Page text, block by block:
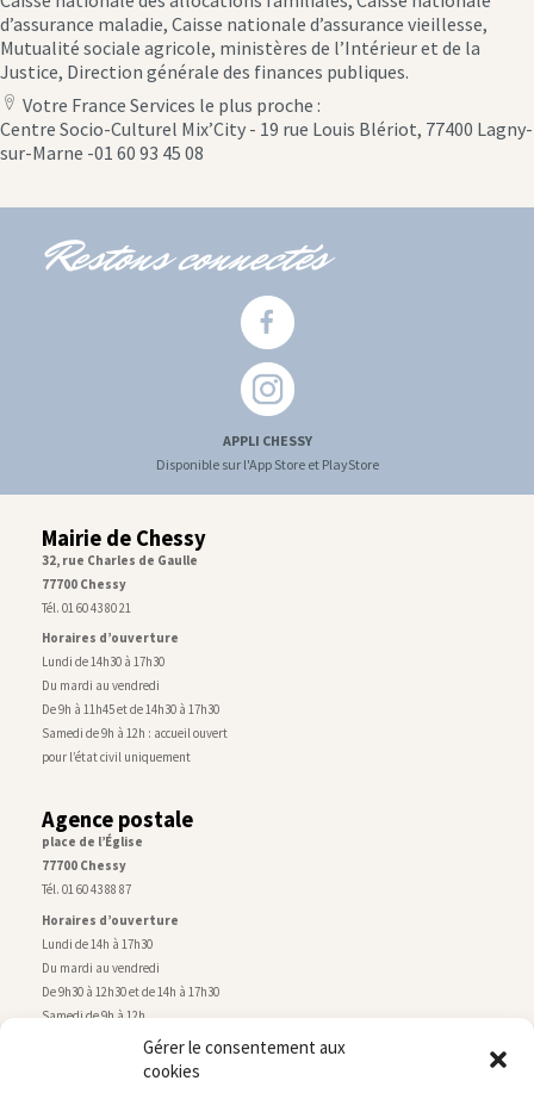
Gérer le consentement aux
cookies
d’assurance maladie, Caisse nationale d’assurance vieillesse,
Mutualité sociale agricole, ministères de l’Intérieur et de la
Justice, Direction générale des finances publiques.
location
icon
Votre France Services le plus proche :
Centre Socio-Culturel Mix’City - 19 rue Louis Blériot, 77400 Lagny-
sur-Marne -01 60 93 45 08
Restons connectés
APPLI CHESSY
Disponible sur l'App Store et PlayStore
Mairie de Chessy
32, rue Charles de Gaulle
77700 Chessy
Tél. 01 60 43 80 21
Horaires d’ouverture
Lundi de 14h30 à 17h30
Du mardi au vendredi
De 9h à 11h45 et de 14h30 à 17h30
Samedi de 9h à 12h : accueil ouvert
pour l’état civil uniquement
Agence postale
place de l’Église
77700 Chessy
Tél. 01 60 43 88 87
Horaires d’ouverture
Lundi de 14h à 17h30
Du mardi au vendredi
De 9h30 à 12h30 et de 14h à 17h30
Samedi de 9h à 12h
Service technique